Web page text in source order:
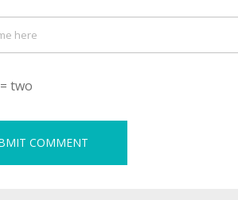
= two